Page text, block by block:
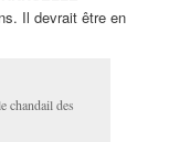
Il devrait être en
chandail des